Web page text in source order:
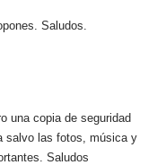
Saludos.
una copia de seguridad
salvo las fotos, música y
Saludos